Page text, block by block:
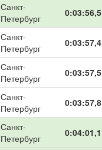
Санкт-
Петербург
0:03:56,5
Санкт-
Петербург
0:03:57,4
Санкт-
Петербург
0:03:57,5
Санкт-
Петербург
0:03:57,8
Санкт-
Петербург
0:04:01,1